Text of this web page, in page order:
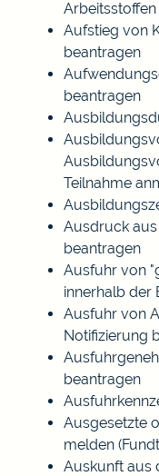
Aufstieg von
beantragen
beantragen
Teilnahme
Ausdruck
beantragen
Ausfuhr von
innerhalb der
Ausfuhr von
Notifizierung
beantragen
Ausgesetzte
melden
Auskunft aus